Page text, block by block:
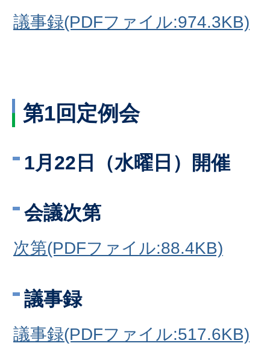
議事録(PDFファイル:974.3KB)
第1回定例会
1月22日（水曜日）開催
会議次第
次第(PDFファイル:88.4KB)
議事録
議事録(PDFファイル:517.6KB)